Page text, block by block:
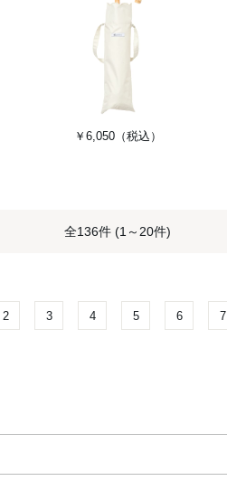
￥6,050（税込）
全136件 (1～20件)
2 3 4 5 6 7